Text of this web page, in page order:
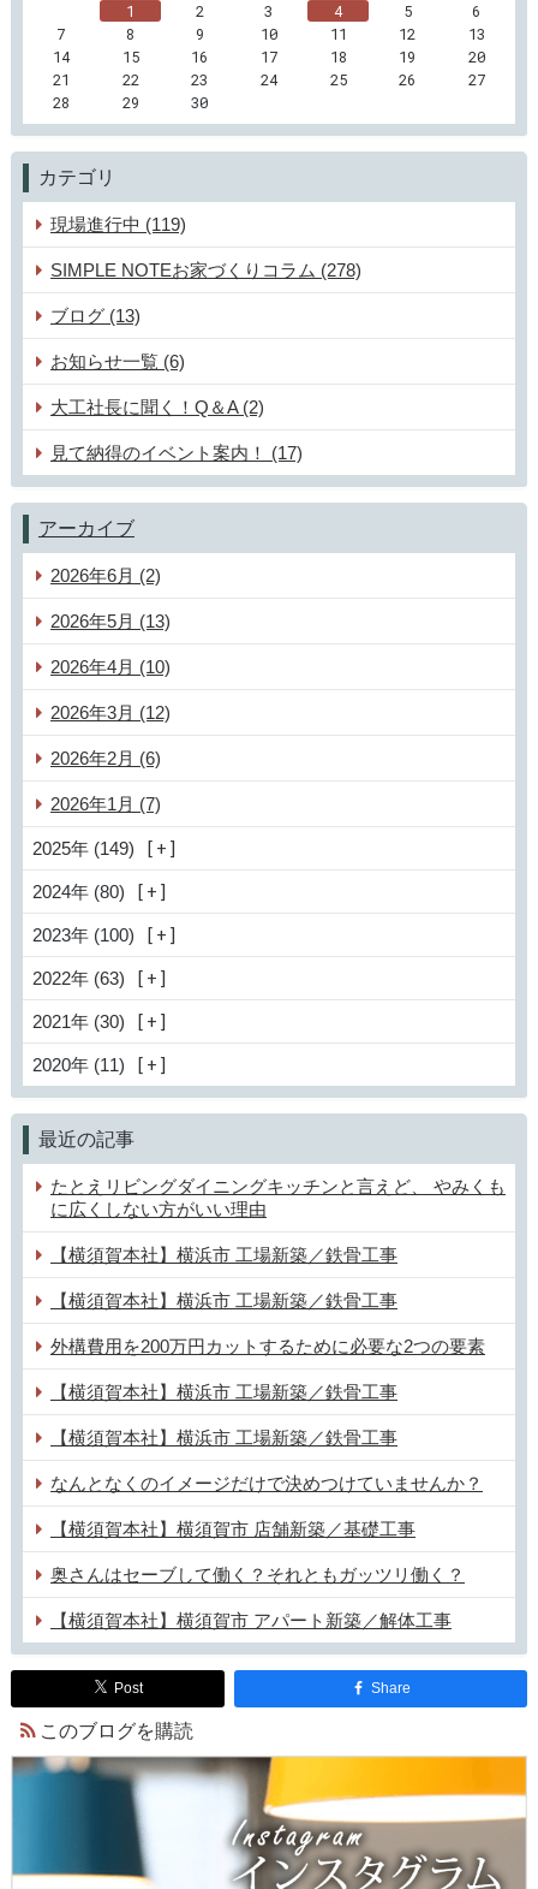
1
2 3 4 5
6
7
8 9 10 11 12
13
14
15 16 17 18 19
20
21
22 23 24 25 26
27
28
29 30
カテゴリ
現場進行中 (119)
SIMPLE NOTEお家づくりコラム (278)
ブログ (13)
お知らせ一覧 (6)
大工社長に聞く！Q＆A (2)
見て納得のイベント案内！ (17)
アーカイブ
2026年6月 (2)
2026年5月 (13)
2026年4月 (10)
2026年3月 (12)
2026年2月 (6)
2026年1月 (7)
2025年 (149)
2024年 (80)
2023年 (100)
2022年 (63)
2021年 (30)
2020年 (11)
最近の記事
たとえリビングダイニングキッチンと言えど、 やみくも
に広くしない方がいい理由
【横須賀本社】横浜市 工場新築／鉄骨工事
【横須賀本社】横浜市 工場新築／鉄骨工事
外構費用を200万円カットするために必要な2つの要素
【横須賀本社】横浜市 工場新築／鉄骨工事
【横須賀本社】横浜市 工場新築／鉄骨工事
なんとなくのイメージだけで決めつけていませんか？
【横須賀本社】横須賀市 店舗新築／基礎工事
奥さんはセーブして働く？それともガッツリ働く？
【横須賀本社】横須賀市 アパート新築／解体工事
Post Share
このブログを購読